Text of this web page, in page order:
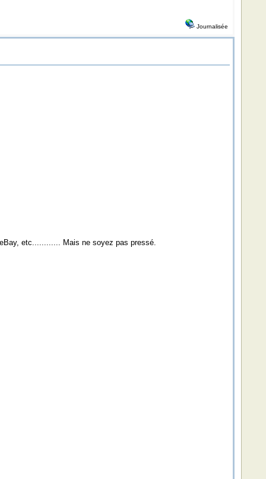
Journalisée
etc............ Mais ne soyez pas pressé.